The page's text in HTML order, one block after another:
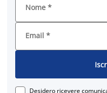
Nome *
Email *
Desidero ricevere